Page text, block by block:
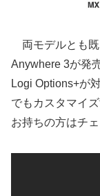
両モデルとも既
Anywhere 3が発
Logi Options+が
でもカスタマイ
お持ちの方はチ